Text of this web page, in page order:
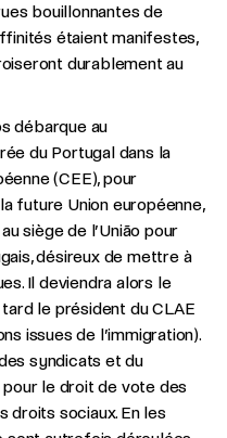
bouillonnantes de
étaient manifestes,
durablement au
débarque au
du Portugal dans la
(CEE), pour
future Union européenne,
siège de l’União pour
désireux de mettre à
Il deviendra alors le
le président du CLAE
issues de l’immigration).
syndicats et du
le droit de vote des
droits sociaux. En les